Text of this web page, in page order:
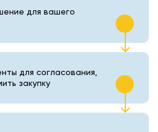
для вашего
для согласования,
закупку